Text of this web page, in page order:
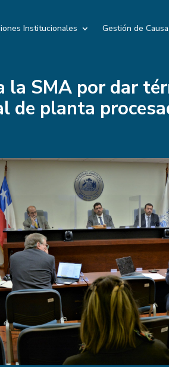
Institucionales Gestión de
la SMA por dar
de planta